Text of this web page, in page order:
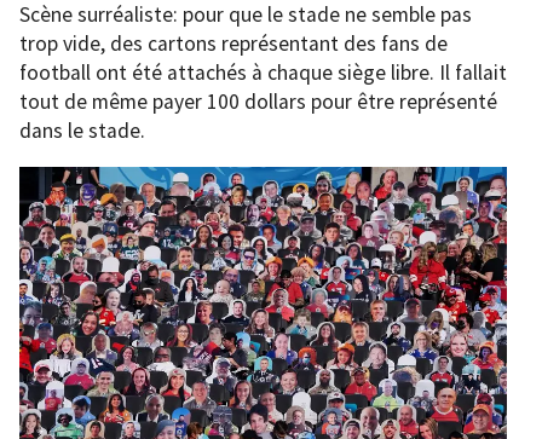
Scène surréaliste: pour que le stade ne semble pas
trop vide, des cartons représentant des fans de
football ont été attachés à chaque siège libre. Il fallait
tout de même payer 100 dollars pour être représenté
dans le stade.